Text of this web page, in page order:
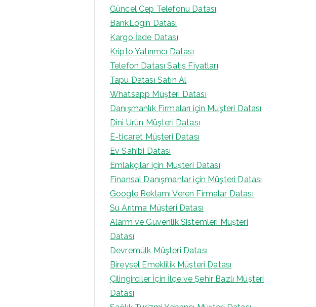
Güncel Cep Telefonu Datası
BankLogin Datası
Kargo İade Datası
Kripto Yatırımcı Datası
Telefon Datası Satış Fiyatları
Tapu Datası Satın Al
Whatsapp Müşteri Datası
Danışmanlık Firmaları için Müşteri Datası
Dini Ürün Müşteri Datası
E-ticaret Müşteri Datası
Ev Sahibi Datası
Emlakçılar için Müşteri Datası
Finansal Danışmanlar için Müşteri Datası
Google Reklamı Veren Firmalar Datası
Su Arıtma Müşteri Datası
Alarm ve Güvenlik Sistemleri Müşteri
Datası
Devremülk Müşteri Datası
Bireysel Emeklilik Müşteri Datası
Çilingirciler İçin İlçe ve Şehir Bazlı Müşteri
Datası